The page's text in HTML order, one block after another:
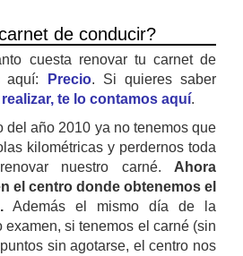
de conducir?
cuesta renovar tu carnet de
aquí:
Precio. Si quieres saber
te lo contamos aquí.
del año 2010 ya no tenemos que
kilométricas y perdernos toda
nuestro carné. Ahora
el centro donde obtenemos el
Además el mismo día de la
si tenemos el carné (sin
sin agotarse, el centro nos